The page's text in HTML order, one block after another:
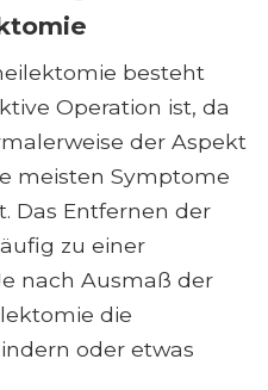
besteht
Operation ist, da
der Aspekt
meisten Symptome
Das Entfernen der
zu einer
nach Ausmaß der
die
oder etwas